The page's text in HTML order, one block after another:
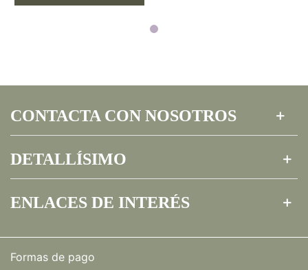
CONTACTA CON NOSOTROS
DETALLÍSIMO
ENLACES DE INTERÉS
Formas de pago